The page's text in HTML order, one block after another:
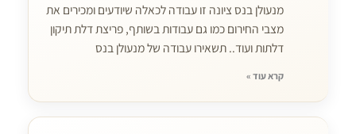
מנעולן בנס ציונה זו עבודה לכאלה שיודעים ומכירים את
מצבי החירום כמו גם עבודות בשותף, פריצת דלת תיקון
דלתות ועוד.. תשאירו עבודה של מנעולן בנס
קרא עוד »